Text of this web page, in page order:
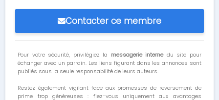
Contacter ce membre
Pour votre sécurité, privilégiez la messagerie internedu site pour
échanger avec un parrain. Les liens figurant dans les annonces sont
publiés sous la seule responsabilité de leurs auteurs.
Restez également vigilant face aux promesses de reversement de
prime trop généreuses : fiez-vous uniquement aux avantages